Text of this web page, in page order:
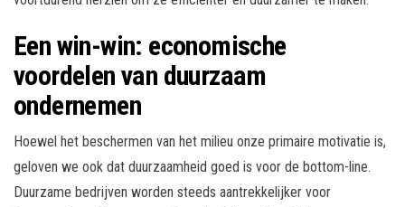
Een win-win: economische
voordelen van duurzaam
ondernemen
Hoewel het beschermen van het milieu onze primaire motivatie is,
geloven we ook dat duurzaamheid goed is voor de bottom-line.
Duurzame bedrijven worden steeds aantrekkelijker voor